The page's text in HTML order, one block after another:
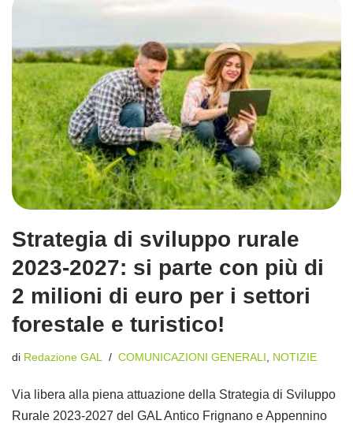
Strategia di sviluppo rurale
2023-2027: si parte con più di
2 milioni di euro per i settori
forestale e turistico!
di Redazione GAL COMUNICAZIONI GENERALI, NOTIZIE
Via libera alla piena attuazione della Strategia di Sviluppo
Rurale 2023-2027 del GAL Antico Frignano e Appennino